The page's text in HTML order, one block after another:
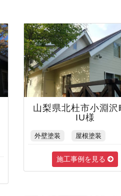
山梨県北杜市小淵
IU様
外壁塗装 屋根塗装
施工事例を見る